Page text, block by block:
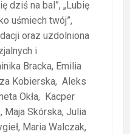
dziś na bal”, „Lubię
uśmiech twój”,
oraz uzdolniona
i
Bracka, Emilia
Kobierska, Aleks
Okła, Kacper
Maja Skórska, Julia
Maria Walczak,